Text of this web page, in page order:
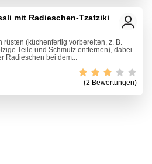
mit Radieschen-Tzatziki
rüsten (küchenfertig vorbereiten, z. B.
Teile und Schmutz entfernen), dabei
Radieschen bei dem...
(2 Bewertungen)